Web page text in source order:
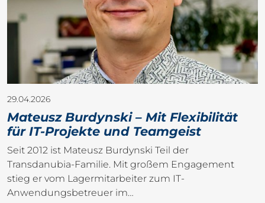
29.04.2026
Mateusz Burdynski – Mit Flexibilität
für IT-Projekte und Teamgeist
Seit 2012 ist Mateusz Burdynski Teil der
Transdanubia-Familie. Mit großem Engagement
stieg er vom Lagermitarbeiter zum IT-
Anwendungsbetreuer im…